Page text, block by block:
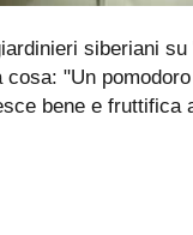
siberiani su
cosa: "Un
bene e fruttifica